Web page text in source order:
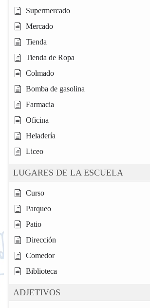
Supermercado
Mercado
Tienda
Tienda de Ropa
Colmado
Bomba de gasolina
Farmacia
Oficina
Heladería
Liceo
LUGARES DE LA ESCUELA
Curso
Parqueo
Patio
Dirección
Comedor
Biblioteca
ADJETIVOS